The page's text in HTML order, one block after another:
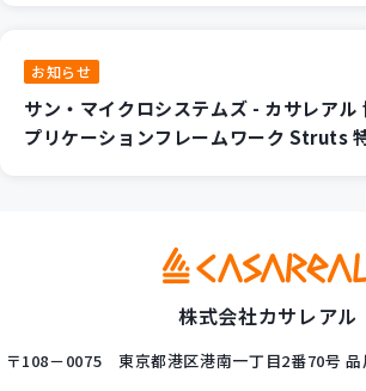
お知らせ
サン・マイクロシステムズ - カサレアル
プリケーションフレームワーク Struts
株式会社カサレアル
〒108－0075 東京都港区港南一丁目2番70号 品